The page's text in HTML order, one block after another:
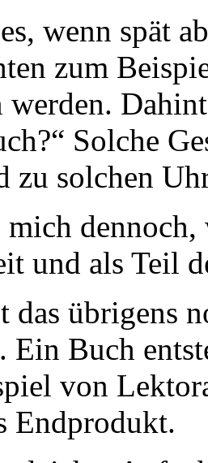
wenn spät
zum
werden.
Solche
zu solchen
mich
und als Teil
das übrigens
Buch
von
Endprodukt.